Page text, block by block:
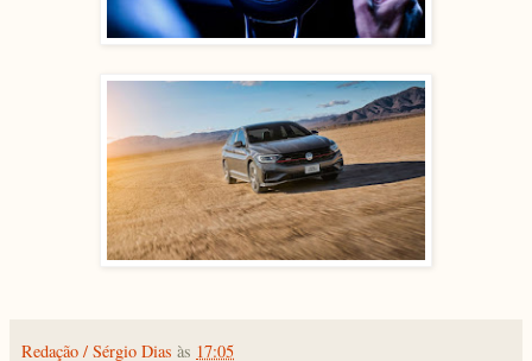
Redação / Sérgio Dias às 17:05